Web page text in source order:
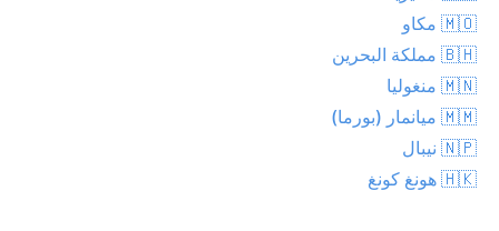
🇲🇴 مكاو
🇧🇭 مملكة البحرين
🇲🇳 منغوليا
🇲🇲 ميانمار (بورما)
🇳🇵 نيبال
🇭🇰 هونغ كونغ